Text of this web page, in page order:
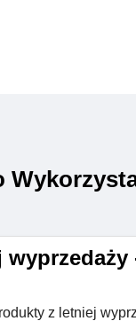
z letniej